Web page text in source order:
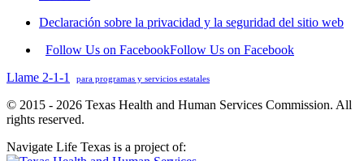
Declaración sobre la privacidad y la seguridad del sitio web
Follow Us on FacebookFollow Us on Facebook
Llame 2-1-1
para programas y servicios estatales
© 2015 - 2026 Texas Health and Human Services Commission. All
rights reserved.
Navigate Life Texas is a project of: